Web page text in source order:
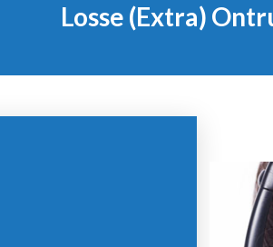
Losse (Extra)